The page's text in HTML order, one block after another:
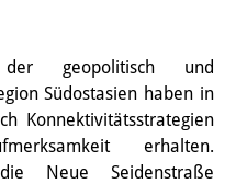
geopolitisch und
Südostasien haben in
Konnektivitätsstrategien
erhalten.
Neue Seidenstraße